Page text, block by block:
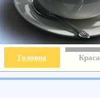
Головна Краса